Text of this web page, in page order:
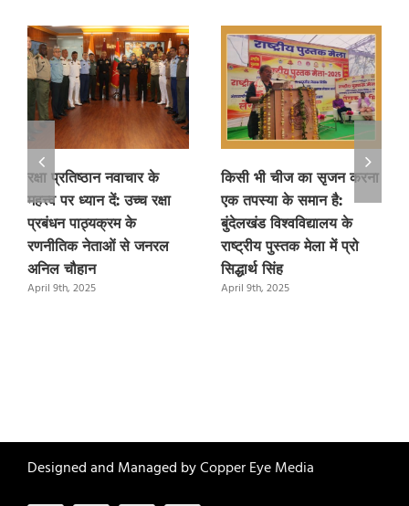
रक्षा प्रतिष्ठान नवाचार के
महत्त्व पर ध्यान दें: उच्च रक्षा
प्रबंधन पाठ्यक्रम के
रणनीतिक नेताओं से जनरल
अनिल चौहान
April 9th, 2025
किसी भी चीज का सृजन करना
एक तपस्या के समान है:
बुंदेलखंड विश्वविद्यालय के
राष्ट्रीय पुस्तक मेला में प्रो
सिद्धार्थ सिंह
April 9th, 2025
Designed and Managed byCopper Eye Media